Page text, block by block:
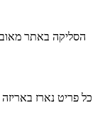
הסליקה באתר
כל פריט נארז